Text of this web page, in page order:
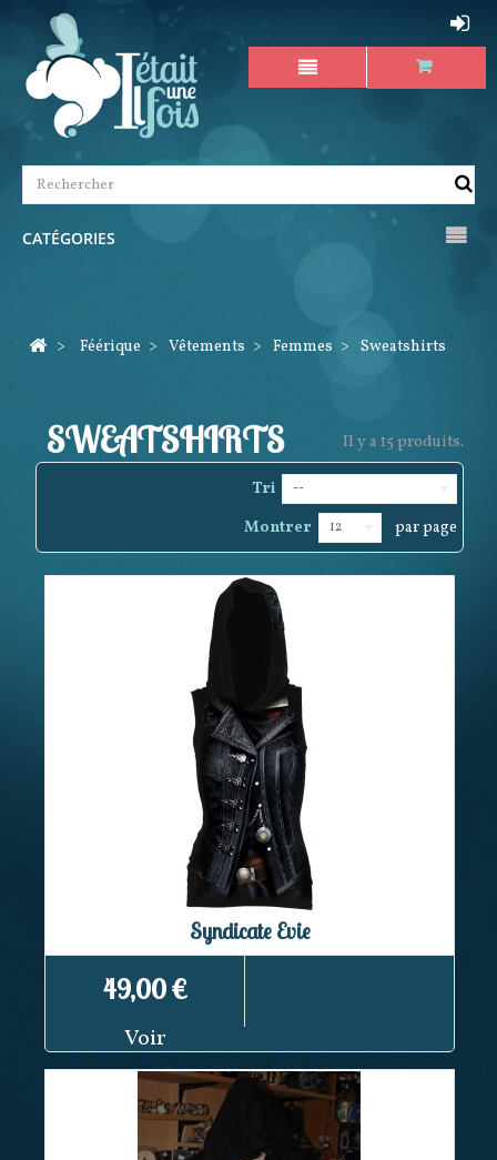
CATÉGORIES
> Féérique > Vêtements > Femmes > Sweatshirts
SWEATSHIRTS Il y a 15 produits.
Tri --
Montrer 12 par page
Syndicate Evie
49,00 €
Voir